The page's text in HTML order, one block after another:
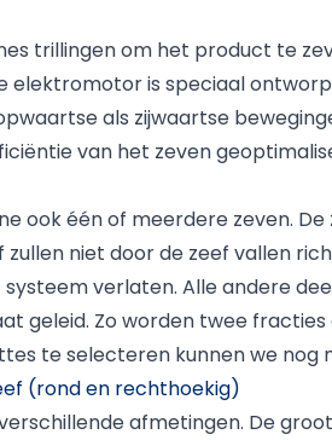
trillingen om het product te
is speciaal
als zijwaartse
van het zeven
ook één of meerdere zeven.
zullen niet door de zeef vallen
verlaten. Alle andere
geleid. Zo worden twee fracties
te selecteren kunnen we
(rond en rechthoekig)
afmetingen. De